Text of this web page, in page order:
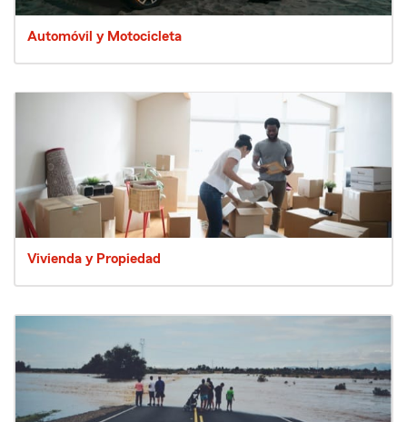
Automóvil y Motocicleta
Vivienda y Propiedad